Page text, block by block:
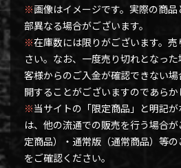
※画像はイメージです。実際の商
部異なる場合がございます。
※在庫数には限りがございます。
さい。なお、一度売り切れとなっ
客様からのご入金が確認できない
開することがございますのであらか
※当サイトの「限定商品」と明記
は、他の流通での販売を行う場合
定商品）・通常版（通常商品）等
をご確認ください。